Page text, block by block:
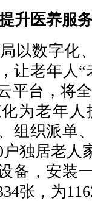
升医养服
以数字化
让老年人
平台，将
为老年
组织派单
独居老人
备，安装
张，为